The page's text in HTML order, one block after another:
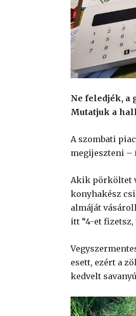
Ne feledjék, a
Mutatjuk a
A szombati
megijeszteni –
Akik pörköltet
konyhakész
almáját
itt “4-et
esett, ezért a
kedvelt